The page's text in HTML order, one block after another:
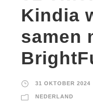
Kindia
samen
31 OKTOBER 2024
NEDERLAND